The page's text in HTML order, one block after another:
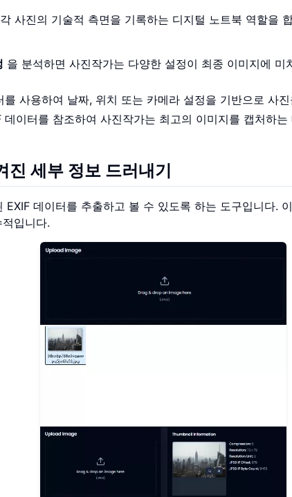
사진의 기술적 측면을 기록하는 디지털 노트북 역할을
을 분석하면 사진작가는 다양한 설정이 최종 이미지에
를 사용하여 날짜, 위치 또는 카메라 설정을 기반으로 사
데이터를 참조하여 사진작가는 최고의 이미지를 캡처하
세부 정보 드러내기
EXIF 데이터를 추출하고 볼 수 있도록 하는 도구입니다.
입니다.